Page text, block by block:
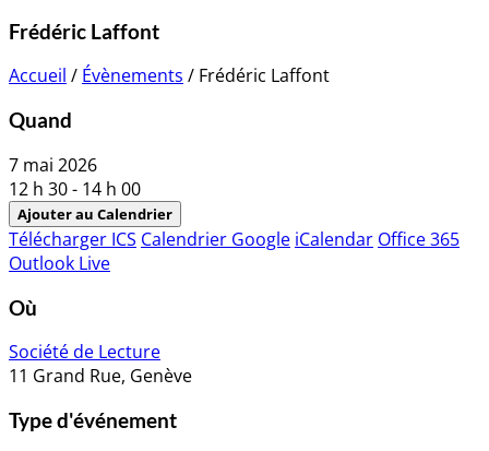
Frédéric Laffont
Accueil / Évènements / Frédéric Laffont
Quand
7 mai 2026
12 h 30 - 14 h 00
Ajouter au Calendrier
Télécharger ICS Calendrier Google iCalendar Office 365
Outlook Live
Où
Société de Lecture
11 Grand Rue, Genève
Type d'événement